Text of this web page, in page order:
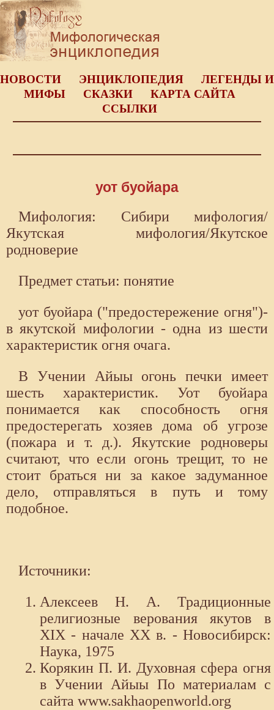
НОВОСТИ ЭНЦИКЛОПЕДИЯ
ЛЕГЕНДЫ И
МИФЫ
СКАЗКИ
КАРТА САЙТА
ССЫЛКИ
уот буойара
Мифология: Сибири мифология/
Якутская мифология/Якутское
родноверие
Предмет статьи: понятие
уот буойара ("предостережение огня")-
в якутской мифологии - одна из шести
характеристик огня очага.
В Учении Айыы огонь печки имеет
шесть характеристик. Уот буойара
понимается как способность огня
предостерегать хозяев дома об угрозе
(пожара и т. д.). Якутские родноверы
считают, что если огонь трещит, то не
стоит браться ни за какое задуманное
дело, отправляться в путь и тому
подобное.
Источники:
Алексеев Н. А. Традиционные
религиозные верования якутов в
XIX - начале XX в. - Новосибирск:
Наука, 1975
Корякин П. И. Духовная сфера огня
в Учении Айыы По материалам с
сайта www.sakhaopenworld.org